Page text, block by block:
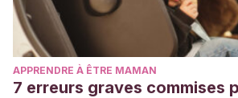
APPRENDRE À ÊTRE MAMAN
7 erreurs graves commises